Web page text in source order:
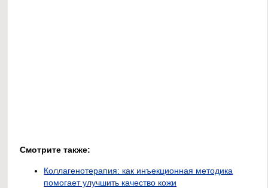
Смотрите также:
Коллагенотерапия: как инъекционная методика
помогает улучшить качество кожи